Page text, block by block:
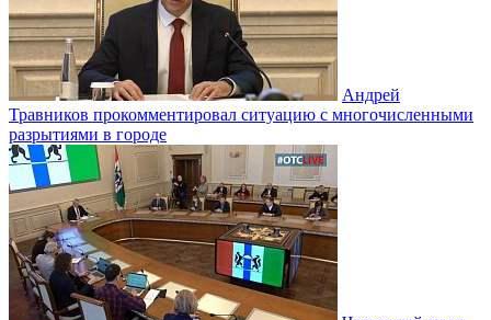
Андрей
Травников прокомментировал ситуацию с многочисленными
разрытиями в городе